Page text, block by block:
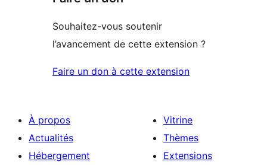
Souhaitez-vous soutenir
l’avancement de cette extension ?
Faire un don à cette extension
À propos
Actualités
Hébergement
Vitrine
Thèmes
Extensions